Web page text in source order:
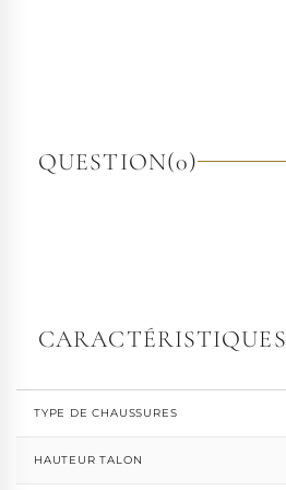
QUESTION(0)
CARACTÉRISTIQUES
TYPE DE CHAUSSURES
HAUTEUR TALON